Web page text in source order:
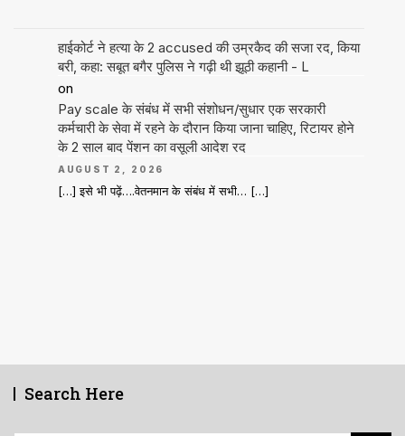
हाईकोर्ट ने हत्या के 2 accused की उम्रकैद की सजा रद, किया
बरी, कहा: सबूत बगैर पुलिस ने गढ़ी थी झूठी कहानी - L
on
Pay scale के संबंध में सभी संशोधन/सुधार एक सरकारी
कर्मचारी के सेवा में रहने के दौरान किया जाना चाहिए, रिटायर होने
के 2 साल बाद पेंशन का वसूली आदेश रद
AUGUST 2, 2026
[…] इसे भी पढ़ें….वेतनमान के संबंध में सभी… […]
Search Here